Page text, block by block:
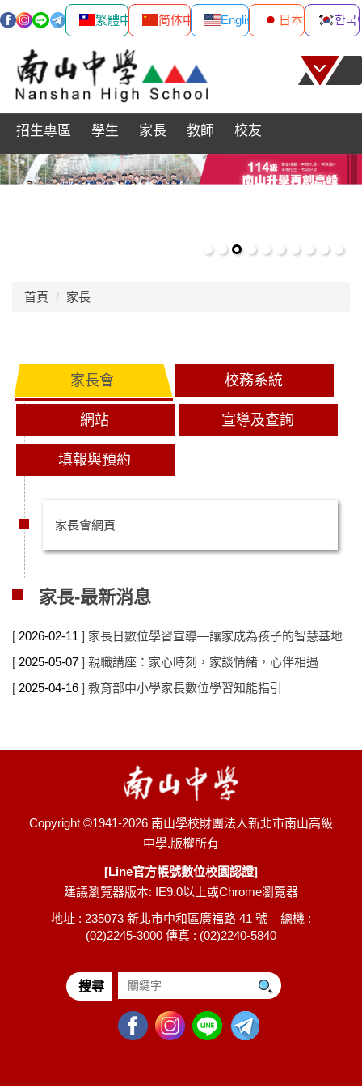
繁體中文 简体中文 English 日本語 한국
到
要
容
區
招生專區 學生 家長 教師 校友
首頁 家長
家長會 校務系統
網站 宣導及查詢
填報與預約
家長會網頁
家長-最新消息
2026-02-11
家長日數位學習宣導—讓家成為孩子的智慧基地
2025-05-07
親職講座：家心時刻，家談情緒，心伴相遇
2025-04-16
教育部中小學家長數位學習知能指引
Copyright ©1941-2026 南山學校財團法人新北市南山高級
中學.版權所有
[Line官方帳號數位校園認證]
建議瀏覽器版本: IE9.0以上或Chrome瀏覽器
地址 : 235073 新北市中和區廣福路 41 號 總機 :
(02)2245-3000 傳真 : (02)2240-5840